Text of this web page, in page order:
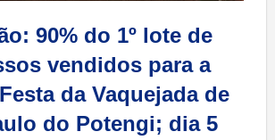
90% do 1º lote de
vendidos para a
da Vaquejada de
do Potengi; dia 5